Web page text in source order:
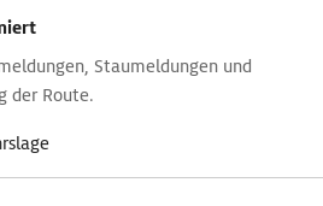
Stau­meldungen und
der Route.